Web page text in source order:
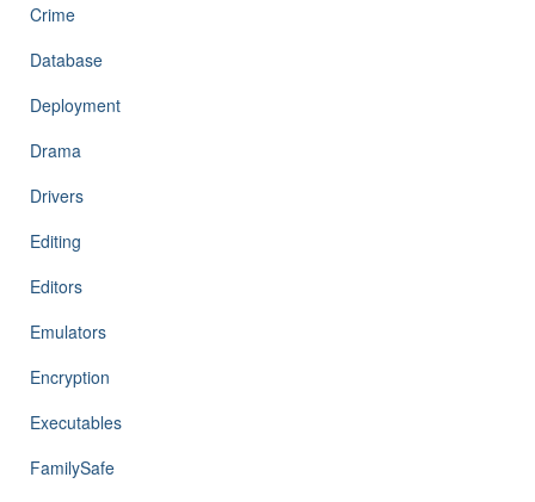
Crime
Database
Deployment
Drama
Drivers
Editing
Editors
Emulators
Encryption
Executables
FamilySafe